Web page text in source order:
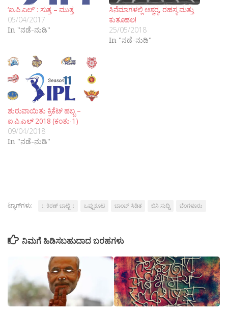
‘ಐ.ಪಿ.ಎಲ್’ : ಸುತ್ತ – ಮುತ್ತ
05/04/2017
In "ನಡೆ-ನುಡಿ"
ಸಿನೆಮಾಗಳಲ್ಲಿ ಆಶ್ಚರ‍್ಯ, ರಹಸ್ಯ ಮತ್ತು
ಕುತೂಹಲ!
25/05/2018
In "ನಡೆ-ನುಡಿ"
ಶುರುವಾಯಿತು ಕ್ರಿಕೆಟ್ ಹಬ್ಬ –
ಐ.ಪಿ.ಎಲ್ 2018 (ಕಂತು-1)
09/04/2018
In "ನಡೆ-ನುಡಿ"
ಟ್ಯಾಗ್‌ಗಳು: :: ಕಿರಣ್ ಬಾಟ್ನಿ :: ಒಪ್ಪುಕೂಟ ಬಾಂಬ್ ಸಿಡಿತ ಬಿಸಿ ಸುದ್ದಿ ಬೆಂಗಳೂರು
ನಿಮಗೆ ಹಿಡಿಸಬಹುದಾದ ಬರಹಗಳು